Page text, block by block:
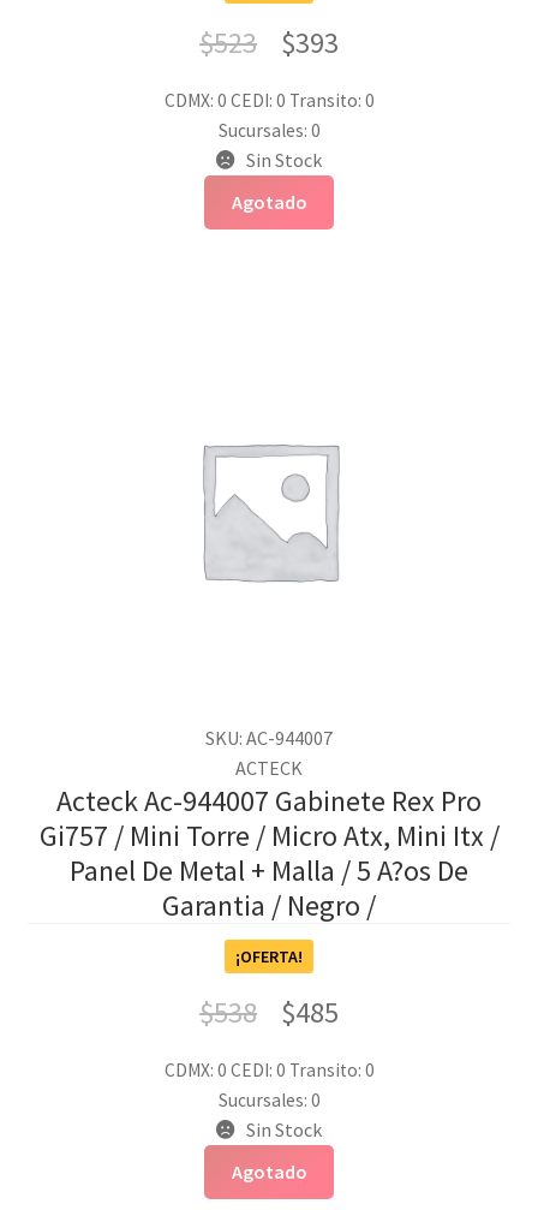
$523 $393
CDMX: 0 CEDI: 0 Transito: 0
Sucursales: 0
Sin Stock
Agotado
SKU: AC-944007
ACTECK
Acteck Ac-944007 Gabinete Rex Pro
Gi757 / Mini Torre / Micro Atx, Mini Itx /
Panel De Metal + Malla / 5 A?os De
Garantia / Negro /
¡OFERTA!
$538 $485
CDMX: 0 CEDI: 0 Transito: 0
Sucursales: 0
Sin Stock
Agotado